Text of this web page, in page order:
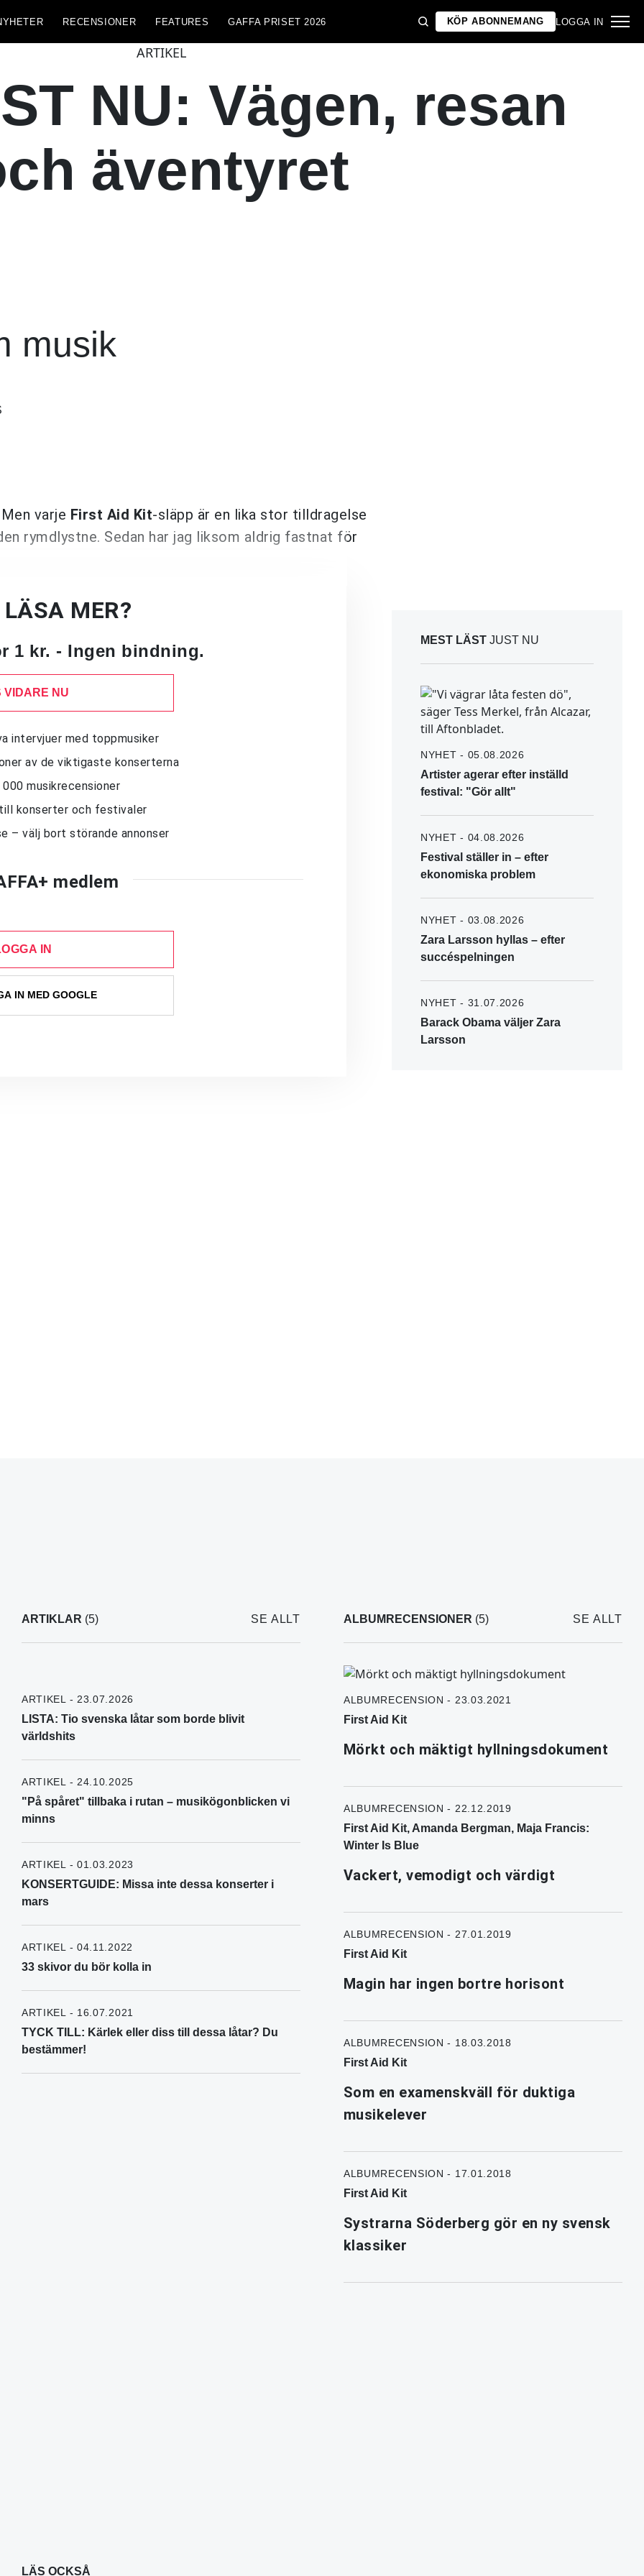
RECENSIONER FEATURES GAFFA PRISET 2026 KÖP ABONNEMANG LOGGA IN
ARTIKEL
NU: Vägen, resan
äventyret
musik
varje First Aid Kit-släpp är en lika stor tilldragelse
rymdlystne. Sedan har jag liksom aldrig fastnat för
MER?
1 kr. - Ingen bindning.
VIDARE NU
intervjuer med toppmusiker
av de viktigaste konserterna
musikrecensioner
konserter och festivaler
– välj bort störande annonser
medlem
IN
IN MED GOOGLE
MEST LÄST JUST NU
NYHET - 05.08.2026
Artister agerar efter inställd
festival: "Gör allt"
NYHET - 04.08.2026
Festival ställer in – efter
ekonomiska problem
NYHET - 03.08.2026
Zara Larsson hyllas – efter
succéspelningen
NYHET - 31.07.2026
Barack Obama väljer Zara
Larsson
ARTIKLAR (5) SE ALLT
ARTIKEL - 23.07.2026
LISTA: Tio svenska låtar som borde blivit
världshits
ARTIKEL - 24.10.2025
"På spåret" tillbaka i rutan – musikögonblicken vi
minns
ARTIKEL - 01.03.2023
KONSERTGUIDE: Missa inte dessa konserter i
mars
ARTIKEL - 04.11.2022
33 skivor du bör kolla in
ARTIKEL - 16.07.2021
TYCK TILL: Kärlek eller diss till dessa låtar? Du
bestämmer!
ALBUMRECENSIONER (5) SE ALLT
ALBUMRECENSION - 23.03.2021
First Aid Kit
Mörkt och mäktigt hyllningsdokument
ALBUMRECENSION - 22.12.2019
First Aid Kit, Amanda Bergman, Maja Francis:
Winter Is Blue
Vackert, vemodigt och värdigt
ALBUMRECENSION - 27.01.2019
First Aid Kit
Magin har ingen bortre horisont
ALBUMRECENSION - 18.03.2018
First Aid Kit
Som en examenskväll för duktiga
musikelever
ALBUMRECENSION - 17.01.2018
First Aid Kit
Systrarna Söderberg gör en ny svensk
klassiker
LÄS OCKSÅ